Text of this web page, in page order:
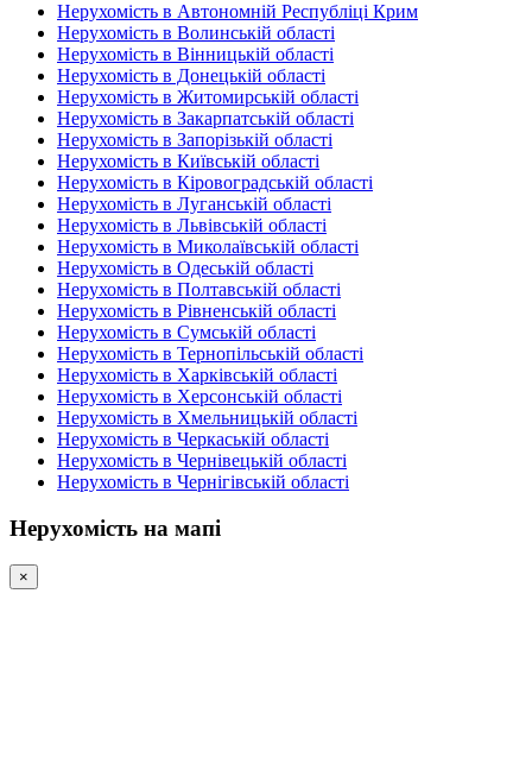
Нерухомість в Автономній Республіці Крим
Нерухомість в Волинській області
Нерухомість в Вінницькій області
Нерухомість в Донецькій області
Нерухомість в Житомирській області
Нерухомість в Закарпатській області
Нерухомість в Запорізькій області
Нерухомість в Київській області
Нерухомість в Кіровоградській області
Нерухомість в Луганській області
Нерухомість в Львівській області
Нерухомість в Миколаївській області
Нерухомість в Одеській області
Нерухомість в Полтавській області
Нерухомість в Рівненській області
Нерухомість в Сумській області
Нерухомість в Тернопільській області
Нерухомість в Харківській області
Нерухомість в Херсонській області
Нерухомість в Хмельницькій області
Нерухомість в Черкаській області
Нерухомість в Чернівецькій області
Нерухомість в Чернігівській області
Нерухомість на мапі
×